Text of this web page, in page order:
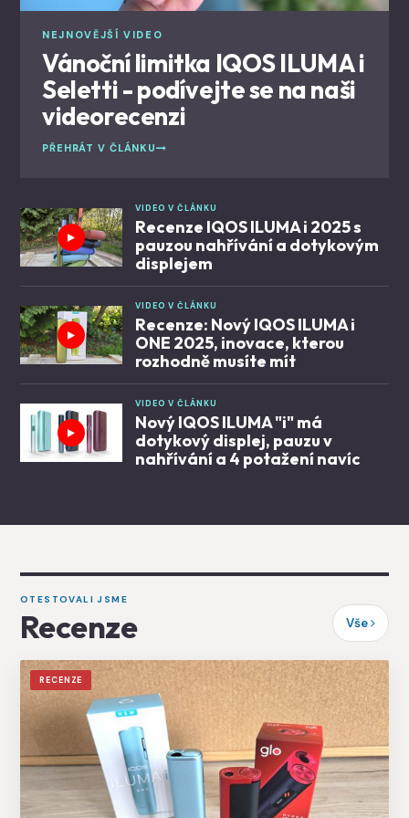
NEJNOVĚJŠÍ VIDEO
Vánoční limitka IQOS ILUMA i
Seletti - podívejte se na naši
videorecenzi
PŘEHRÁT V ČLÁNKU
VIDEO V ČLÁNKU
Recenze IQOS ILUMA i 2025 s
pauzou nahřívání a dotykovým
displejem
VIDEO V ČLÁNKU
Recenze: Nový IQOS ILUMA i
ONE 2025, inovace, kterou
rozhodně musíte mít
VIDEO V ČLÁNKU
Nový IQOS ILUMA "i" má
dotykový displej, pauzu v
nahřívání a 4 potažení navíc
OTESTOVALI JSME
Recenze Vše
RECENZE